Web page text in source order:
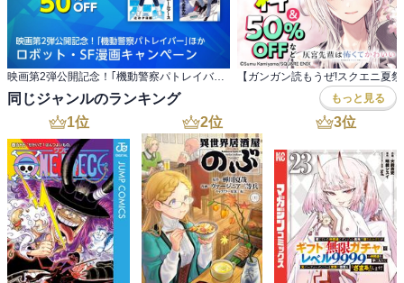
映画第2弾公開記念！｢機動警察パトレイバー｣ほか ロボット・SF漫画キャンペーン
同じジャンルのランキング もっと見る
1位 2位 3位